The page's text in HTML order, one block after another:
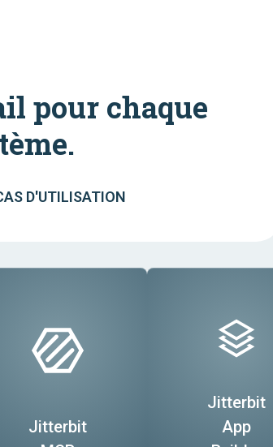
pour chaque
D'UTILISATION
Jitterbit
Jitterbit
App